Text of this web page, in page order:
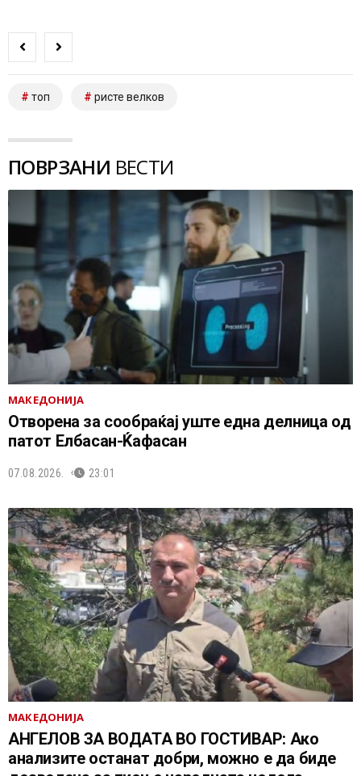
топ ристе велков
ПОВРЗАНИ ВЕСТИ
МАКЕДОНИЈА
Отворена за сообраќај уште една делница од
патот Елбасан-Ќафасан
07.08.2026. 23:01
МАКЕДОНИЈА
АНГЕЛОВ ЗА ВОДАТА ВО ГОСТИВАР: Ако
анализите останат добри, можно е да биде